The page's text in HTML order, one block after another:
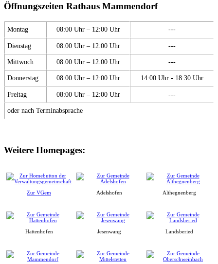
Öffnungszeiten Rathaus Mammendorf
Montag 08:00 Uhr – 12:00 Uhr ---
Dienstag 08:00 Uhr – 12:00 Uhr ---
Mittwoch 08:00 Uhr – 12:00 Uhr ---
Donnerstag 08:00 Uhr – 12:00 Uhr 14:00 Uhr - 18:30 Uhr
Freitag 08:00 Uhr – 12:00 Uhr ---
oder nach Terminabsprache
Weitere Homepages:
Zur VGem Adelshofen Althegnenberg
Hattenhofen Jesenwang Landsberied